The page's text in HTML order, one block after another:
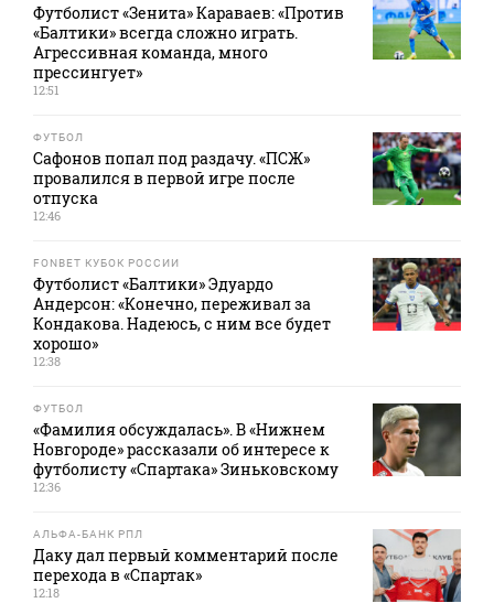
Футболист «Зенита» Караваев: «Против
«Балтики» всегда сложно играть.
Агрессивная команда, много
прессингует»
12:51
ФУТБОЛ
Сафонов попал под раздачу. «ПСЖ»
провалился в первой игре после
отпуска
12:46
FONBET КУБОК РОССИИ
Футболист «Балтики» Эдуардо
Андерсон: «Конечно, переживал за
Кондакова. Надеюсь, с ним все будет
хорошо»
12:38
ФУТБОЛ
«Фамилия обсуждалась». В «Нижнем
Новгороде» рассказали об интересе к
футболисту «Спартака» Зиньковскому
12:36
АЛЬФА-БАНК РПЛ
Даку дал первый комментарий после
перехода в «Спартак»
12:18